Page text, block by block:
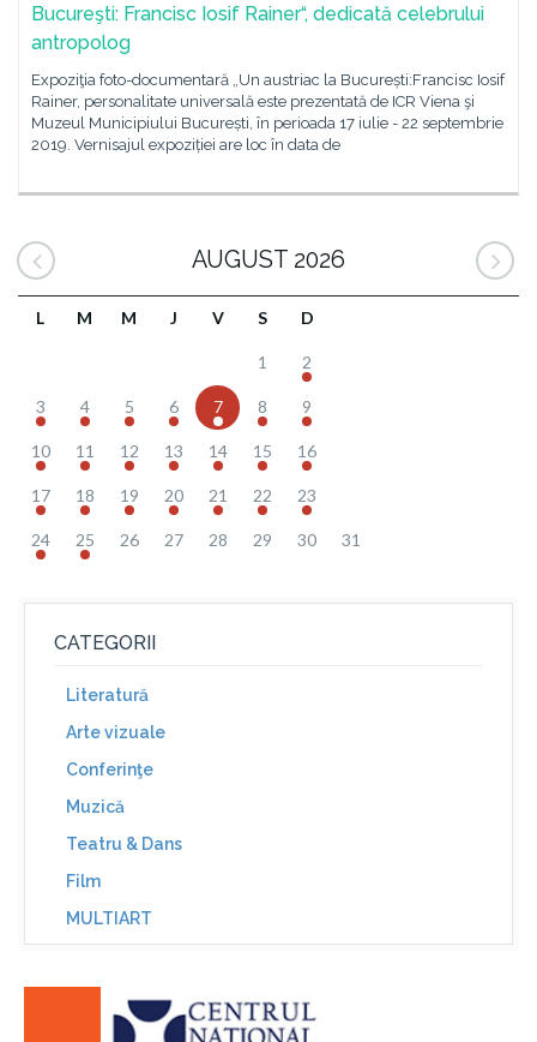
Bucureşti: Francisc Iosif Rainer“, dedicată celebrului
antropolog
Expoziţia foto-documentară „Un austriac la București:Francisc Iosif
Rainer, personalitate universală este prezentată de ICR Viena şi
Muzeul Municipiului București, în perioada 17 iulie - 22 septembrie
2019. Vernisajul expoziției are loc în data de
AUGUST 2026
L M M J V S D
1 2
3 4 5 6 7 8 9
10 11 12 13 14 15 16
17 18 19 20 21 22 23
24 25 26 27 28 29 30 31
CATEGORII
Literatură
Arte vizuale
Conferinţe
Muzică
Teatru & Dans
Film
MULTIART